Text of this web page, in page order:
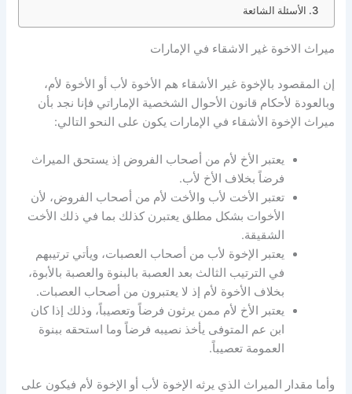
الأسئلة الشائعة
ميراث الاخوة غير الاشقاء في الإمارات
إن المقصود بالإخوة غير الأشقاء هم الأخوة لأب أو الأخوة لأم،
وبالعودة لأحكام قانون الأحوال الشخصية الإماراتي فإنا نجد بأن
ميراث الإخوة الأشقاء في الإمارات يكون على النحو التالي:
يعتبر الأخ لأم من أصحاب الفروض إذ يستحق الميراث
فرضاً بخلاف الأخ لأب.
تعتبر الأخت لأب والأخت لأم من أصحاب الفروض، لأن
الأخوات بشكل مطلق يعتبرن كذلك بما في ذلك الأخت
الشقيقة.
يعتبر الإخوة لأب من أصحاب العصبات، ويأتي ترتيبهم
في الترتيب الثالث بعد العصبة بالبنوة والعصبة بالأبوة،
بخلاف الأخوة لأم إذ لا يعتبرون من أصحاب العصبات.
يعتبر الأخ لأم ممن يرثون فرضاً وتعصيباً، وذلك إذا كان
ابن عم المتوفى يأخذ نصيبه فرضاً وما استحقه ببنوة
العمومة تعصيباً.
وأما مقدار الميراث الذي يرثه الإخوة لأب أو الإخوة لأم فيكون على